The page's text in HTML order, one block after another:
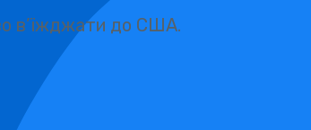
в’їжджати до США.